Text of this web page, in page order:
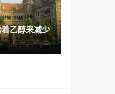
DLF，其中
USD-INR波动
年性能
最高的inmumbai
乙醇来减少